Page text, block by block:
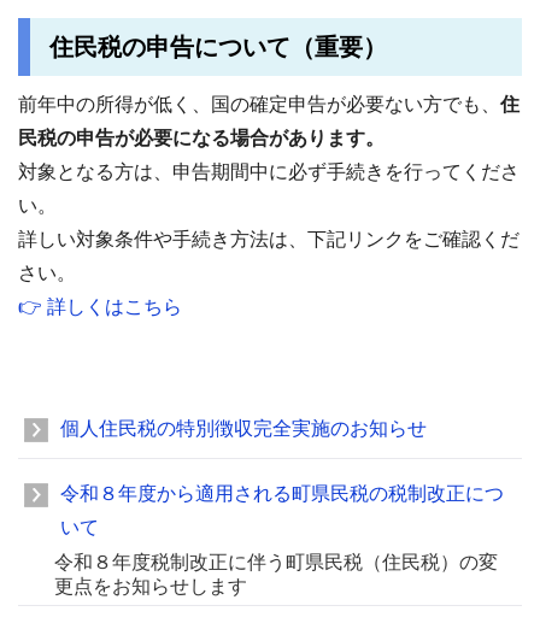
住民税の申告について（重要）
前年中の所得が低く、国の確定申告が必要ない方でも、 住
民税の申告が必要になる場合があります。
対象となる方は、申告期間中に必ず手続きを行ってくださ
い。
詳しい対象条件や手続き方法は、下記リンクをご確認くだ
さい。
👉 詳しくはこちら
個人住民税の特別徴収完全実施のお知らせ
令和８年度から適用される町県民税の税制改正につ
いて
令和８年度税制改正に伴う町県民税（住民税）の変
更点をお知らせします